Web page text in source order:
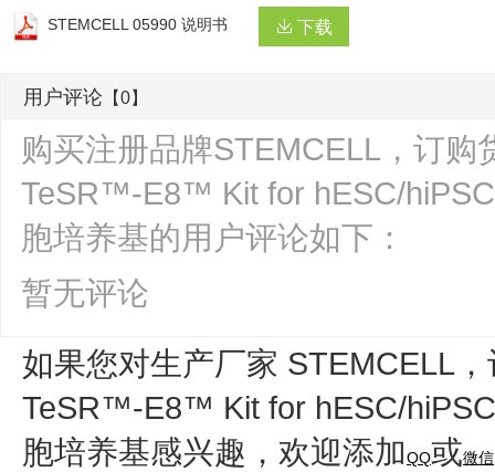
STEMCELL 05990 说明书 下载
用户评论 【0】
购买注册品牌STEMCELL，订购
TeSR™-E8™ Kit for hESC/
胞培养基的用户评论如下：
暂无评论
如果您对生产厂家 STEMCELL
TeSR™-E8™ Kit for hESC/
胞培养基感兴趣，欢迎添加QQ或微信